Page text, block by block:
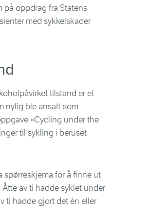
på oppdrag fra Statens
med sykkelskader
tilstand er et
nylig ble ansatt som
«Cycling under the
til sykling i beruset
spørreskjema for å finne ut
av ti hadde syklet under
ti hadde gjort det én eller